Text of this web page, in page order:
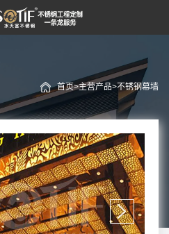
首页>主营产品>不锈钢幕墙